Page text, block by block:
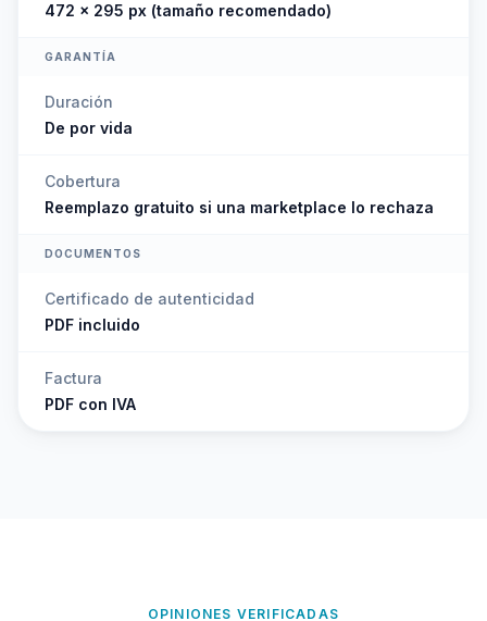
472 × 295 px (tamaño recomendado)
GARANTÍA
Duración
De por vida
Cobertura
Reemplazo gratuito si una marketplace lo rechaza
DOCUMENTOS
Certificado de autenticidad
PDF incluido
Factura
PDF con IVA
OPINIONES VERIFICADAS